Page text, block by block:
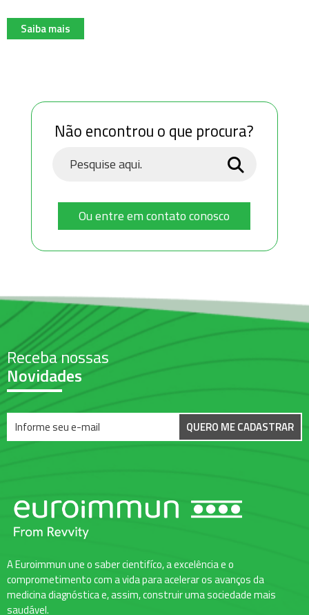
Saiba mais
Não encontrou o que procura?
Ou entre em contato conosco
Receba nossas
Novidades
QUERO ME CADASTRAR
A Euroimmun une o saber cientifíco, a excelência e o
comprometimento com a vida para acelerar os avanços da
medicina diagnóstica e, assim, construir uma sociedade mais
saudável.